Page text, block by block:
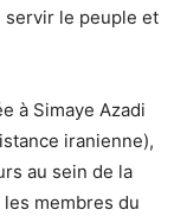
servir le peuple et
à Simaye Azadi
iranienne),
au sein de la
membres du